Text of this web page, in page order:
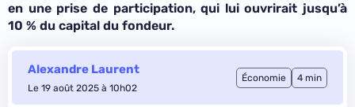
en une prise de participation, qui lui ouvrirait jusqu’à
10 % du capital du fondeur.
Alexandre Laurent
Le 19 août 2025 à 10h02
Économie 4 min